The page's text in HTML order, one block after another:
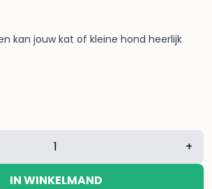
kan jouw kat of kleine hond heerlijk
+
IN WINKELMAND